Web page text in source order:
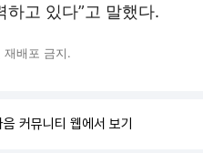
고 있다”고 말했다.
배포 금지.
커뮤니티 웹에서 보기